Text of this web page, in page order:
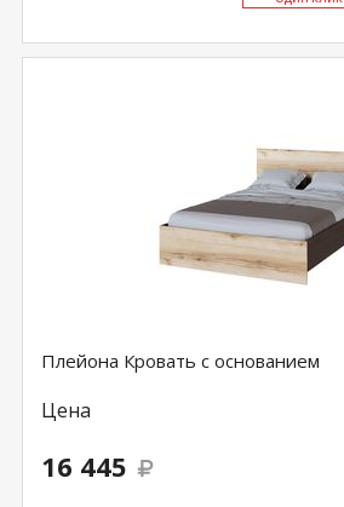
Плейона Кровать с основанием
Цена
16 445